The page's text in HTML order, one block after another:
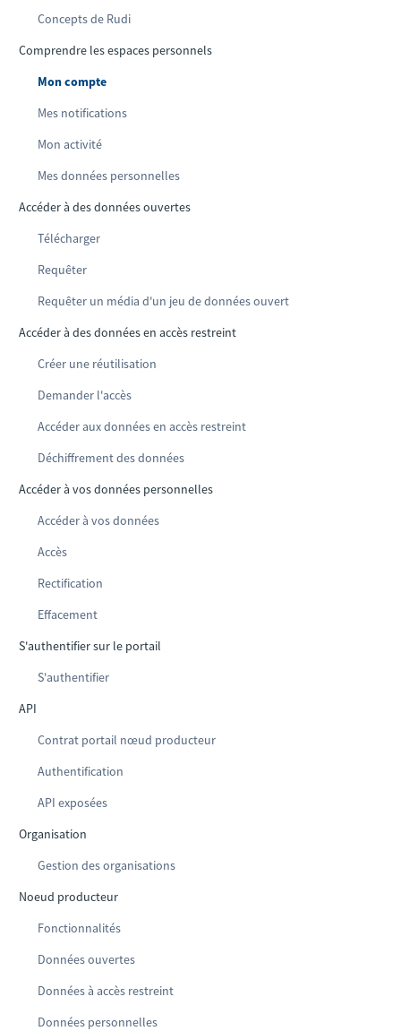
Concepts de Rudi
Comprendre les espaces personnels
Mon compte
Mes notifications
Mon activité
Mes données personnelles
Accéder à des données ouvertes
Télécharger
Requêter
Requêter un média d'un jeu de données ouvert
Accéder à des données en accès restreint
Créer une réutilisation
Demander l'accès
Accéder aux données en accès restreint
Déchiffrement des données
Accéder à vos données personnelles
Accéder à vos données
Accès
Rectification
Effacement
S'authentifier sur le portail
S'authentifier
API
Contrat portail nœud producteur
Authentification
API exposées
Organisation
Gestion des organisations
Noeud producteur
Fonctionnalités
Données ouvertes
Données à accès restreint
Données personnelles